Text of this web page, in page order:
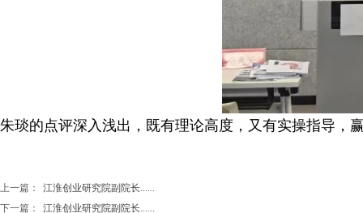
朱琰的点评深入浅出，既有理论高度，又有实操指导，
上一篇：
江淮创业研究院副院长......
下一篇：
江淮创业研究院副院长......